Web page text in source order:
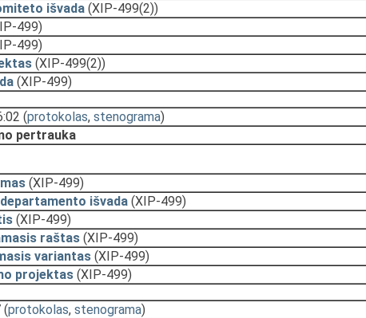
išvada (XIP-499(2))
499)
499)
(XIP-499(2))
(XIP-499)
(protokolas, stenograma)
pertrauka
(XIP-499)
išvada (XIP-499)
(XIP-499)
raštas (XIP-499)
variantas (XIP-499)
projektas (XIP-499)
(protokolas, stenograma)